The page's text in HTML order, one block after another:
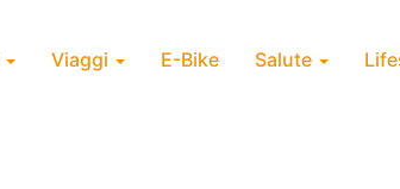
Viaggi E-Bike Salute